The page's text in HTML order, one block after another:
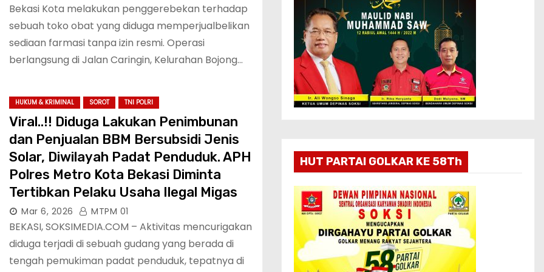
Bekasi Kota melakukan penggerebekan terhadap
sebuah toko obat yang diduga memperjualbelikan
sediaan farmasi tanpa izin resmi. Operasi
berlangsung di Jalan Caringin, Kelurahan Bojong…
HUKUM & KRIMINAL SOROT TNI POLRI
Viral..!! Diduga Lakukan Penimbunan
dan Penjualan BBM Bersubsidi Jenis
Solar, Diwilayah Padat Penduduk. APH
Polres Metro Kota Bekasi Diminta
Tertibkan Pelaku Usaha Ilegal Migas
Mar 6, 2026 MTPM 01
BEKASI, SOKSIMEDIA.COM – Aktivitas mencurigakan
diduga terjadi di sebuah gudang yang berada di
tengah pemukiman padat penduduk, tepatnya di
HUT PARTAI GOLKAR KE 58Th